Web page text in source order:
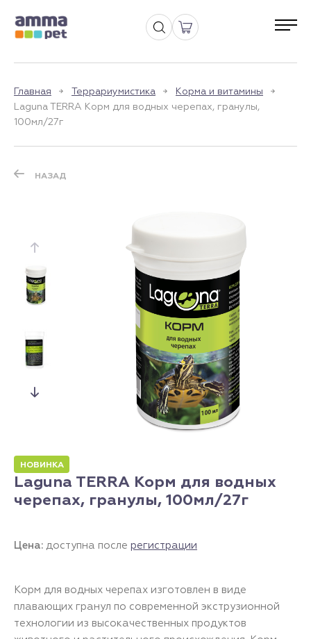
Главная Террариумистика
Корма и витамины
Laguna TERRA Корм для водных черепах, гранулы,
100мл/27г
НАЗАД
НОВИНКА
Laguna TERRA Корм для водных
черепах, гранулы, 100мл/27г
Цена: доступна после регистрации
Корм для водных черепах изготовлен в виде
плавающих гранул по современной экструзионной
технологии из высокачественных продуктов